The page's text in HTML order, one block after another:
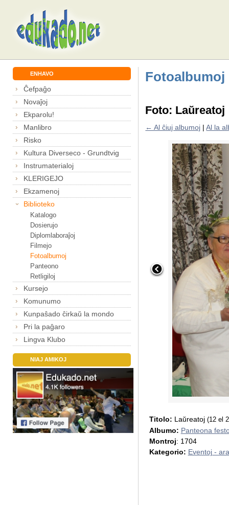
ENHAVO
Ĉefpaĝo
Novaĵoj
Ekparolu!
Manlibro
Risko
Kultura Diverseco - Grundtvig
Instrumaterialoj
KLERIGEJO
Ekzamenoj
Biblioteko
Katalogo
Dosierujo
Diplomlaboraĵoj
Filmejo
Fotoalbumoj
Panteono
Retligiloj
Kursejo
Komunumo
Kunpaŝado ĉirkaŭ la mondo
Pri la paĝaro
Lingva Klubo
NIAJ AMIKOJ
Fotoalbumoj
Foto: Laŭreatoj
← Al ĉiuj albumoj |Al la
Titolo: Laŭreatoj (12 el
Albumo: Panteona
Montroj: 1704
Kategorio: Eventoj -